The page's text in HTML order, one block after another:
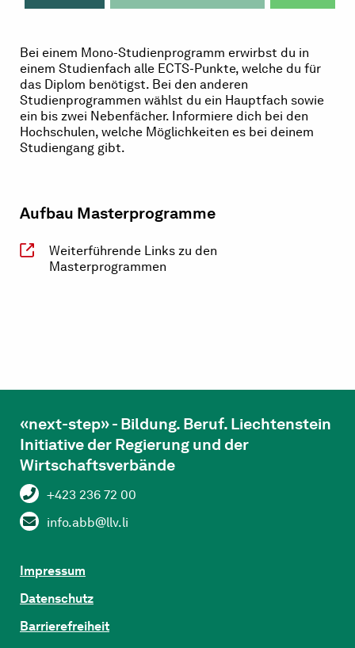
Bei einem Mono-Studienprogramm erwirbst du in
einem Studienfach alle ECTS-Punkte, welche du für
das Diplom benötigst. Bei den anderen
Studienprogrammen wählst du ein Hauptfach sowie
ein bis zwei Nebenfächer. Informiere dich bei den
Hochschulen, welche Möglichkeiten es bei deinem
Studiengang gibt.
Aufbau Masterprogramme
Weiterführende Links zu den
Masterprogrammen
«next-step» - Bildung. Beruf. Liechtenstein
Initiative der Regierung und der
Wirtschaftsverbände
+423 236 72 00
info.abb@llv.li
Impressum
Datenschutz
Barrierefreiheit